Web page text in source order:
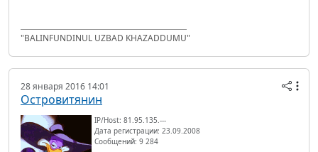
"BALINFUNDINUL UZBAD KHAZADDUMU"
28 января 2016 14:01
Островитянин
IP/Host: 81.95.135.---
Дата регистрации: 23.09.2008
Сообщений: 9 284